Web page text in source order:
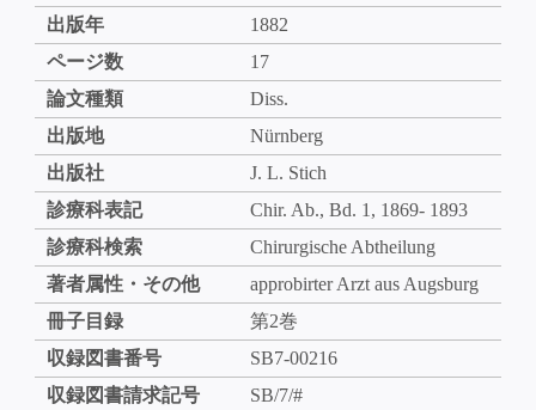
出版年
1882
ページ数
17
論文種類
Diss.
出版地
Nürnberg
出版社
J. L. Stich
診療科表記
Chir. Ab., Bd. 1, 1869- 1893
診療科検索
Chirurgische Abtheilung
著者属性・その他
approbirter Arzt aus Augsburg
冊子目録
第2巻
収録図書番号
SB7-00216
収録図書請求記号
SB/7/#